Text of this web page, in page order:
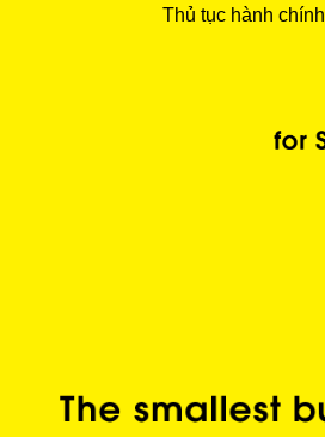
Thủ tục hành chính